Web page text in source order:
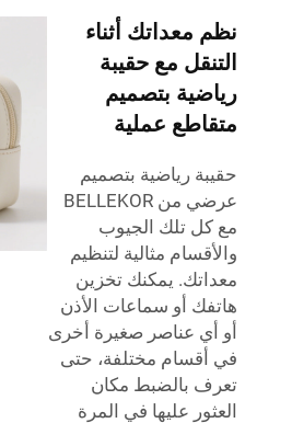
نظم معداتك أثناء
التنقل مع حقيبة
رياضية بتصميم
متقاطع عملية
حقيبة رياضية بتصميم
عرضي من BELLEKOR
مع كل تلك الجيوب
والأقسام مثالية لتنظيم
معداتك. يمكنك تخزين
هاتفك أو سماعات الأذن
أو أي عناصر صغيرة أخرى
في أقسام مختلفة، حتى
تعرف بالضبط مكان
العثور عليها في المرة